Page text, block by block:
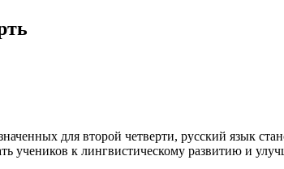
для второй четверти, русский язык
учеников к лингвистическому развитию и